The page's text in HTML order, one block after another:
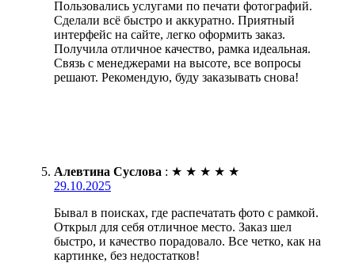
Пользовались услугами по печати фотографий.
Сделали всё быстро и аккуратно. Приятный
интерфейс на сайте, легко оформить заказ.
Получила отличное качество, рамка идеальная.
Связь с менеджерами на высоте, все вопросы
решают. Рекомендую, буду заказывать снова!
Алевтина Суслова : ★ ★ ★ ★ ★
29.10.2025
Бывал в поисках, где распечатать фото с рамкой.
Открыл для себя отличное место. Заказ шел
быстро, и качество порадовало. Все четко, как на
картинке, без недостатков!